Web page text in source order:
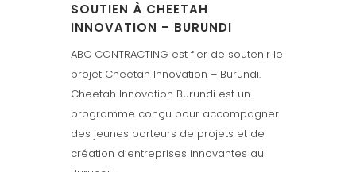
SOUTIEN À CHEETAH
INNOVATION – BURUNDI
ABC CONTRACTING est fier de soutenir le
projet Cheetah Innovation – Burundi.
Cheetah Innovation Burundi est un
programme conçu pour accompagner
des jeunes porteurs de projets et de
création d’entreprises innovantes au